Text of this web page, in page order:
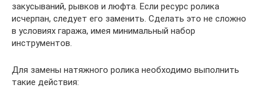
закусываний, рывков и люфта. Если ресурс ролика
исчерпан, следует его заменить. Сделать это не сложно
в условиях гаража, имея минимальный набор
инструментов.
Для замены натяжного ролика необходимо выполнить
такие действия: